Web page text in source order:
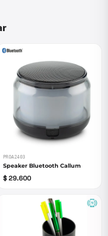
PROA2403
Speaker Bluetooth Callum
$ 29.600